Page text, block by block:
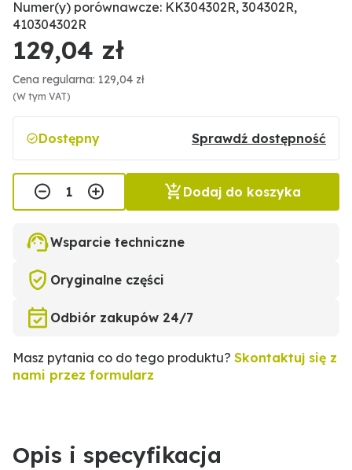
Numer(y) porównawcze: KK304302R, 304302R,
410304302R
129,04 zł
Cena regularna: 129,04 zł
(W tym VAT)
Dostępny Sprawdź dostępność
Dodaj do koszyka
Wsparcie techniczne
Oryginalne części
Odbiór zakupów 24/7
Masz pytania co do tego produktu? Skontaktuj się z
nami przez formularz
Opis i specyfikacja